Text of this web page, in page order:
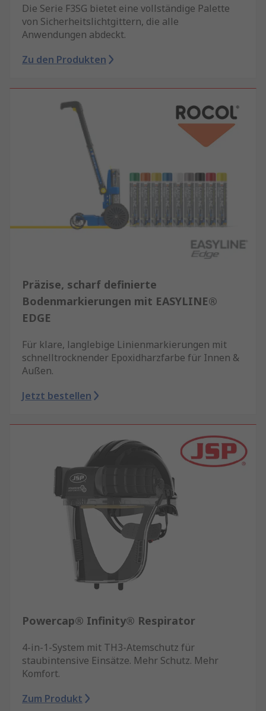
Die Serie F3SG bietet eine vollständige Palette
von Sicherheitslichtgittern, die alle
Anwendungen abdeckt.
Zu den Produkten
Präzise, scharf definierte
Bodenmarkierungen mit EASYLINE®
EDGE
Für klare, langlebige Linienmarkierungen mit
schnelltrocknender Epoxidharzfarbe für Innen &
Außen.
Jetzt bestellen
Powercap® Infinity® Respirator
4-in-1-System mit TH3-Atemschutz für
staubintensive Einsätze. Mehr Schutz. Mehr
Komfort.
Zum Produkt